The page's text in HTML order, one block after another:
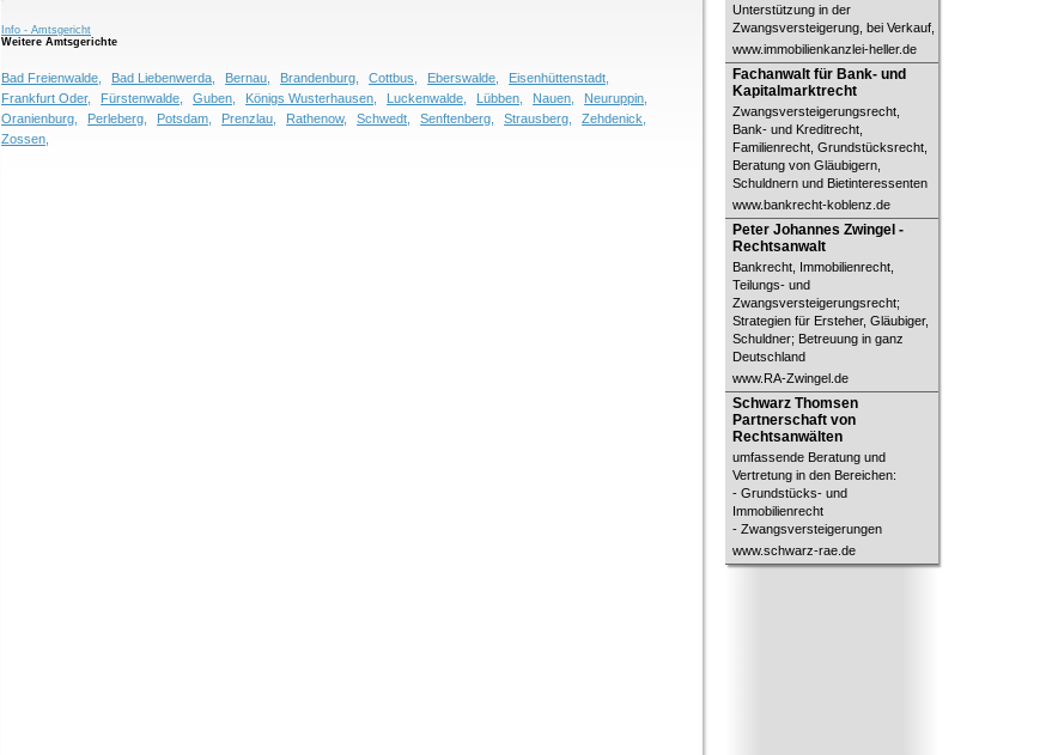
Info - Amtsgericht
Weitere Amtsgerichte
Bad Freienwalde, Bad Liebenwerda, Bernau, Brandenburg, Cottbus, Eberswalde,
Eisenhüttenstadt,
Frankfurt Oder,
Fürstenwalde, Guben, Königs Wusterhausen, Luckenwalde, Lübben, Nauen,
Neuruppin,
Oranienburg,
Perleberg, Potsdam, Prenzlau, Rathenow, Schwedt, Senftenberg, Strausberg,
Zehdenick,
Zossen,
Unterstützung in der
Zwangsversteigerung, bei Verkauf,
www.immobilienkanzlei-heller.de
Fachanwalt für Bank- und
Kapitalmarktrecht
Fachanwalt für Bank- und
Kapitalmarktrecht
Zwangsversteigerungsrecht,
Bank- und Kreditrecht,
Familienrecht, Grundstücksrecht,
Beratung von Gläubigern,
Schuldnern und Bietinteressenten
www.bankrecht-koblenz.de
Peter Johannes Zwingel -
Rechtsanwalt
Peter Johannes Zwingel -
Rechtsanwalt
Bankrecht, Immobilienrecht,
Teilungs- und
Zwangsversteigerungsrecht;
Strategien für Ersteher, Gläubiger,
Schuldner; Betreuung in ganz
Deutschland
www.RA-Zwingel.de
Schwarz Thomsen Partnerschaft
von Rechtsanwälten
Schwarz Thomsen
Partnerschaft von
Rechtsanwälten
umfassende Beratung und
Vertretung in den Bereichen:
- Grundstücks- und
Immobilienrecht
- Zwangsversteigerungen
www.schwarz-rae.de